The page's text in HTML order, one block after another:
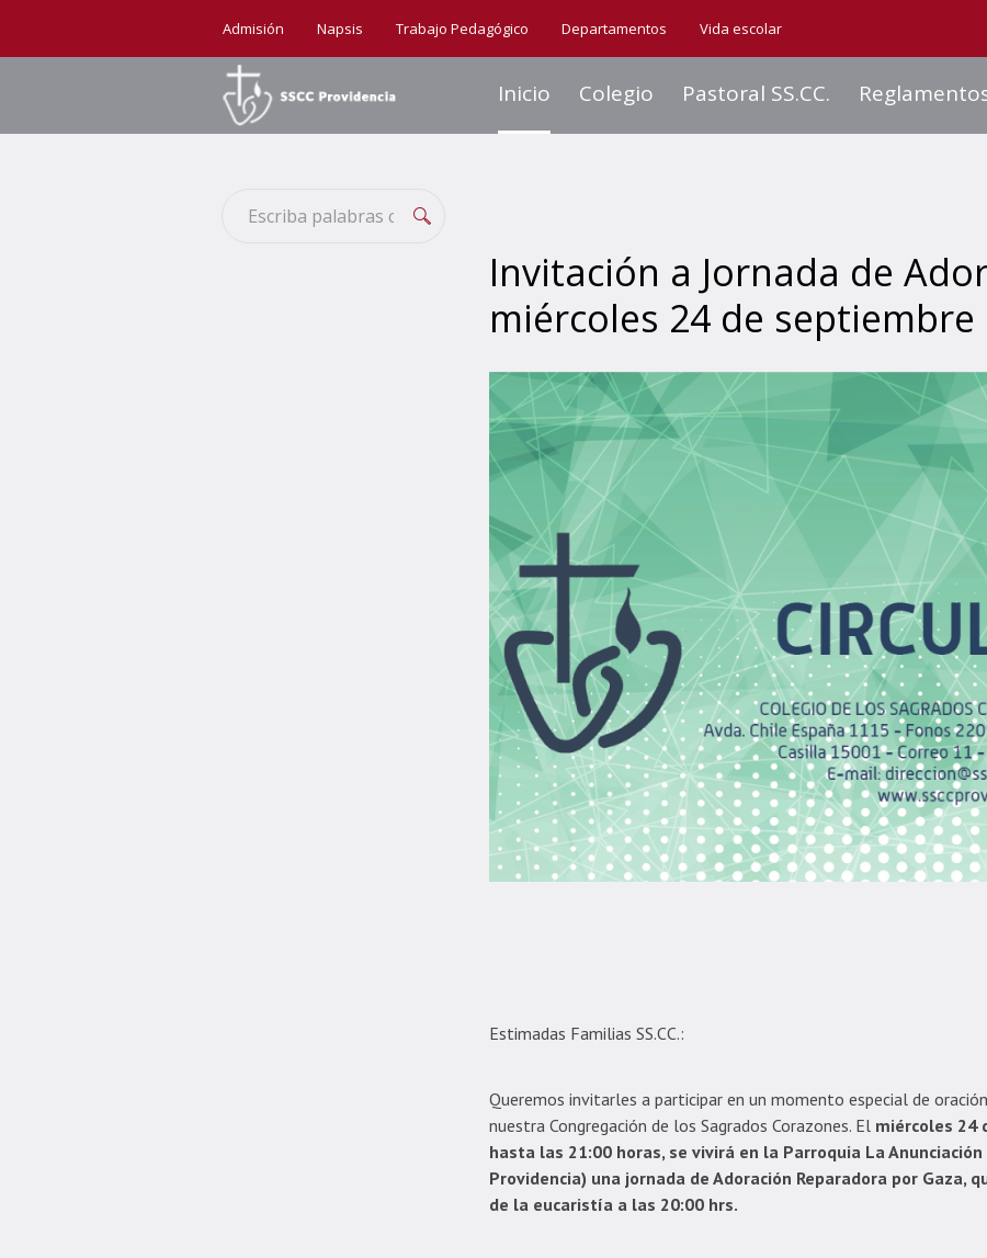
Admisión Napsis Trabajo Pedagógico Departamentos Vida escolar
Inicio Colegio Pastoral SS.CC.
Invitación a Jornada de
miércoles 24 de septiembre
Estimadas Familias SS.CC.:
Queremos invitarles a participar en un momento especial de
nuestra Congregación de los Sagrados Corazones. El miércoles 24
hasta las 21:00 horas, se vivirá en la Parroquia La
Providencia) una jornada de Adoración Reparadora por Gaza,
de la eucaristía a las 20:00 hrs.